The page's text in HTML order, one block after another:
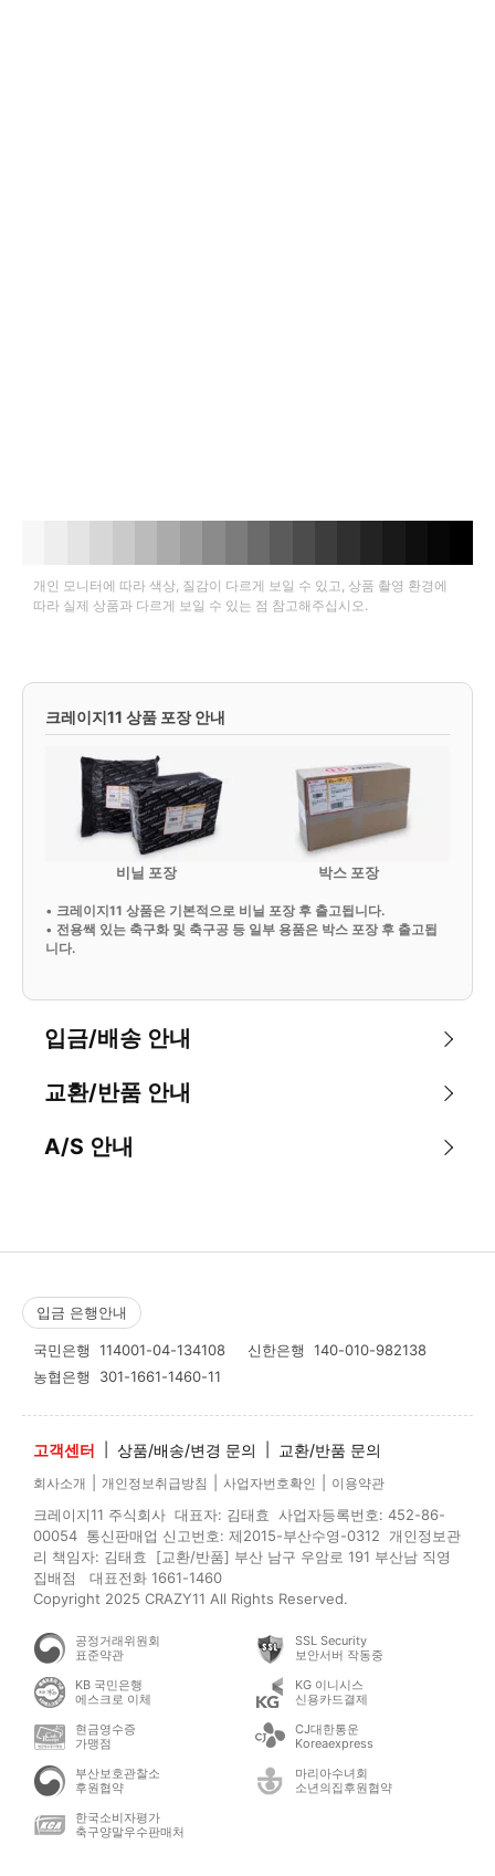
개인 모니터에 따라 색상, 질감이 다르게 보일 수 있고, 상품 촬영 환경에
따라 실제 상품과 다르게 보일 수 있는 점 참고해주십시오.
크레이지11 상품 포장 안내
비닐 포장 박스 포장
• 크레이지11 상품은 기본적으로 비닐 포장 후 출고됩니다.
• 전용쌕 있는 축구화 및 축구공 등 일부 용품은 박스 포장 후 출고됩
니다.
입금/배송 안내
교환/반품 안내
A/S 안내
입금 은행안내
국민은행 114001-04-134108 신한은행 140-010-982138
농협은행 301-1661-1460-11
고객센터 상품/배송/변경 문의 교환/반품 문의
회사소개 개인정보취급방침 사업자번호확인 이용약관
크레이지11 주식회사 대표자: 김태효 사업자등록번호: 452-86-
00054 통신판매업 신고번호: 제2015-부산수영-0312 개인정보관
리 책임자: 김태효 [교환/반품] 부산 남구 우암로 191 부산남 직영
집배점 대표전화 1661-1460
Copyright 2025 CRAZY11 All Rights Reserved.
공정거래위원회
표준약관
SSL Security
보안서버 작동중
KB 국민은행
에스크로 이체
KG 이니시스
신용카드결제
현금영수증
가맹점
CJ대한통운
Koreaexpress
부산보호관찰소
후원협약
마리아수녀회
소년의집후원협약
한국소비자평가
축구양말우수판매처